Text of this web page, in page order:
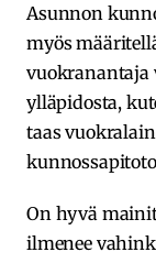
Asunnon
myös
vuokranantaja
ylläpidosta,
taas
On hyvä
ilmenee